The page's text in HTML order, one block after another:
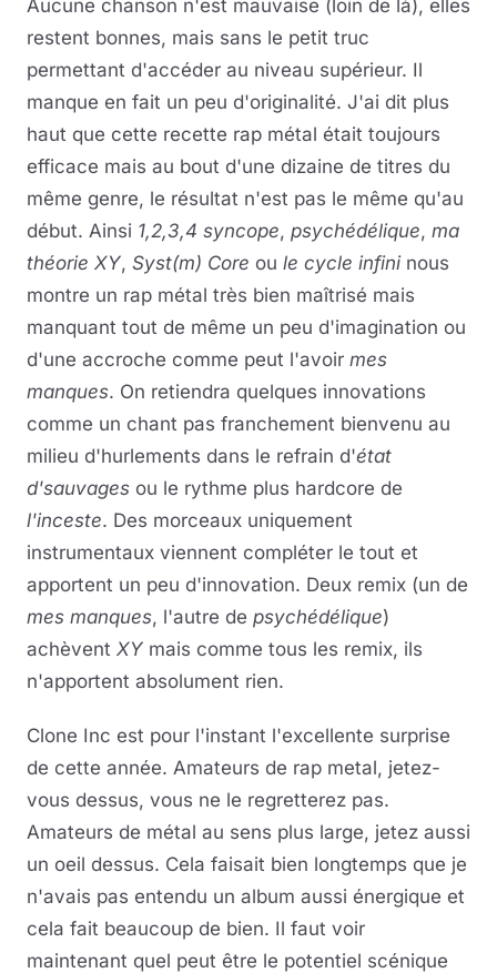
Aucune chanson n'est mauvaise (loin de là), elles
restent bonnes, mais sans le petit truc
permettant d'accéder au niveau supérieur. Il
manque en fait un peu d'originalité. J'ai dit plus
haut que cette recette rap métal était toujours
efficace mais au bout d'une dizaine de titres du
même genre, le résultat n'est pas le même qu'au
début. Ainsi 1,2,3,4 syncope, psychédélique, ma
théorie XY, Syst(m) Core ou le cycle infininous
montre un rap métal très bien maîtrisé mais
manquant tout de même un peu d'imagination ou
d'une accroche comme peut l'avoir mes
manques. On retiendra quelques innovations
comme un chant pas franchement bienvenu au
milieu d'hurlements dans le refrain d'état
d'sauvages ou le rythme plus hardcore de
l'inceste. Des morceaux uniquement
instrumentaux viennent compléter le tout et
apportent un peu d'innovation. Deux remix (un de
mes manques, l'autre de psychédélique)
achèvent XY mais comme tous les remix, ils
n'apportent absolument rien.
Clone Inc est pour l'instant l'excellente surprise
de cette année. Amateurs de rap metal, jetez-
vous dessus, vous ne le regretterez pas.
Amateurs de métal au sens plus large, jetez aussi
un oeil dessus. Cela faisait bien longtemps que je
n'avais pas entendu un album aussi énergique et
cela fait beaucoup de bien. Il faut voir
maintenant quel peut être le potentiel scénique